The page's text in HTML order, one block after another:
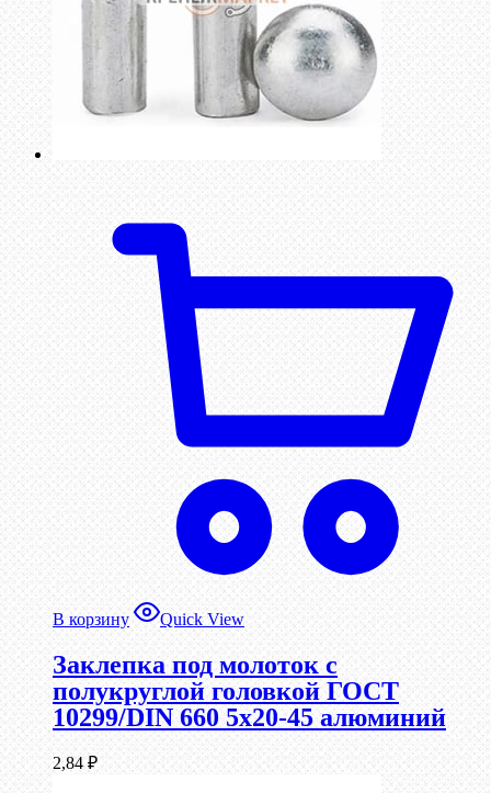
В корзину Quick View
Заклепка под молоток с
полукруглой головкой ГОСТ
10299/DIN 660 5х20-45 алюминий
2,84 ₽